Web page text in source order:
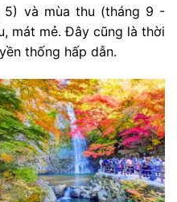
5) và mùa thu (tháng 9 -
mát mẻ. Đây cũng là thời
thống hấp dẫn.